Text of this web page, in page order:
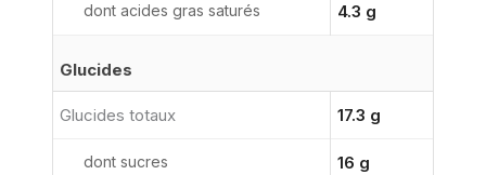
dont acides gras saturés 4.3 g
Glucides
Glucides totaux 17.3 g
dont sucres 16 g